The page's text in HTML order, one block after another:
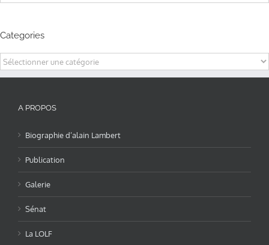
Categories
Categories
A PROPOS
Biographie d’alain Lambert
Publication
Galerie
Sénat
La LOLF